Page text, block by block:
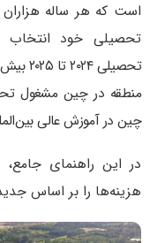
است که هر ساله
تحصیلی خود انتخاب
منطقه در چین مشغول
چین در آموزش عالی
در این راهنمای جامع،
هزینه‌ها را بر اساس جدیدترین